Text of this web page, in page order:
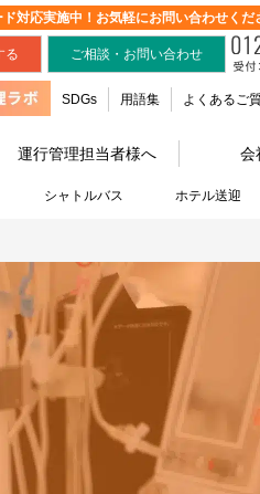
ド対応実施中！お気軽にお問い合わせくだ
る ご相談・お問い合わせ
SDGs 用語集 よくあるご
運行管理担当者様へ 会
シャトルバス ホテル送迎